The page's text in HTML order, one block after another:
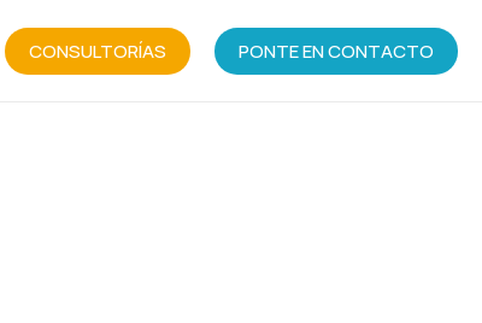
CONSULTORÍAS PONTE EN CONTACTO